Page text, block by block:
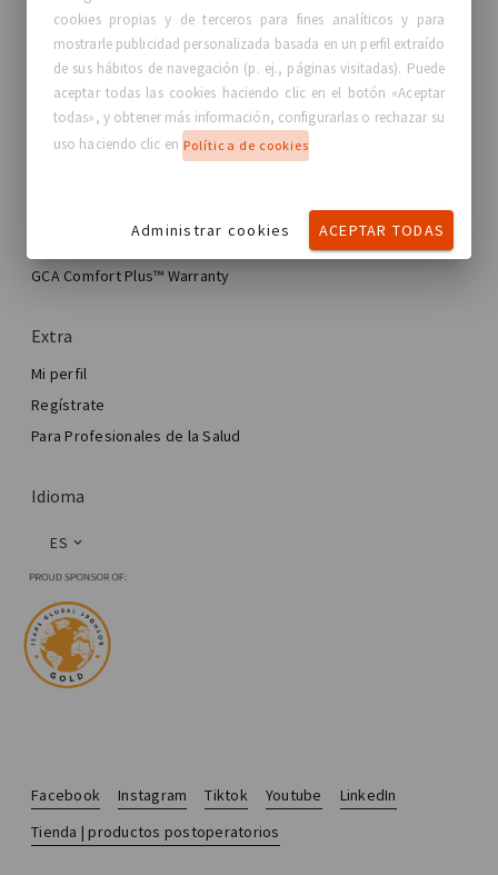
Acerca de GC Aesthetics®
Contáctanos
Historias reales, Mujeres Reales
Blog
Mi cirugía de mama
Cirugía estética mamaria
Total Breast Reconstruction™
GCA Comfort Plus™ Warranty
Extra
Mi perfil
Regístrate
Para Profesionales de la Salud
Idioma
ES
Facebook Instagram Tiktok Youtube
LinkedIn
Tienda | productos postoperatorios
cookies propias y de terceros para fines analíticos y para
mostrarle publicidad personalizada basada en un perfil extraído
de sus hábitos de navegación (p. ej., páginas visitadas). Puede
aceptar todas las cookies haciendo clic en el botón «Aceptar
todas», y obtener más información, configurarlas o rechazar su
uso haciendo clic en Política de cookies
Administrar cookies ACEPTAR TODAS